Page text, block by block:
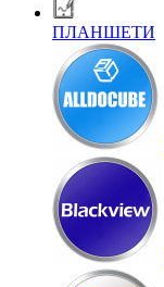
ПЛАНШЕТИ